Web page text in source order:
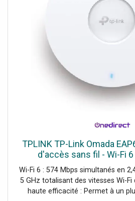
TPLINK TP-Link Omada
d'accès sans fil - Wi-Fi
fulgurantes, une
une gestion
Wi-Fi 6 : 574 Mbps simultanés en
5 GHz totalisant des vitesses Wi-Fi
haute efficacité : Permet à un